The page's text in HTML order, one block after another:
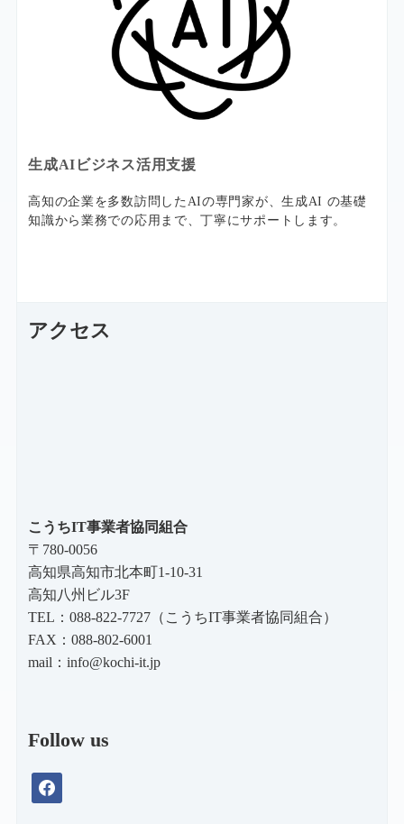
生成AIビジネス活用支援
高知の企業を多数訪問したAIの専門家が、生成AI の基礎
知識から業務での応用まで、丁寧にサポートします。
アクセス
こうちIT事業者協同組合
〒780-0056
高知県高知市北本町1-10-31
高知八州ビル3F
TEL：088-822-7727（こうちIT事業者協同組合）
FAX：088-802-6001
mail：info@kochi-it.jp
Follow us
facebook